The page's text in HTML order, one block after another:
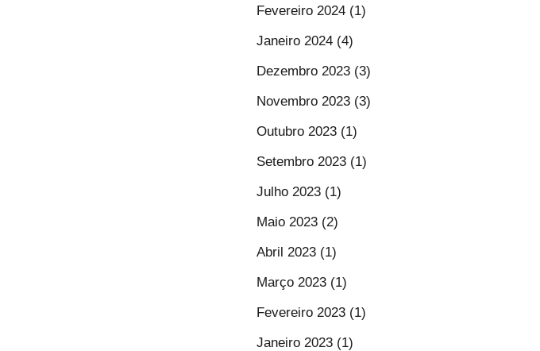
Fevereiro 2024 (1)
Janeiro 2024 (4)
Dezembro 2023 (3)
Novembro 2023 (3)
Outubro 2023 (1)
Setembro 2023 (1)
Julho 2023 (1)
Maio 2023 (2)
Abril 2023 (1)
Março 2023 (1)
Fevereiro 2023 (1)
Janeiro 2023 (1)